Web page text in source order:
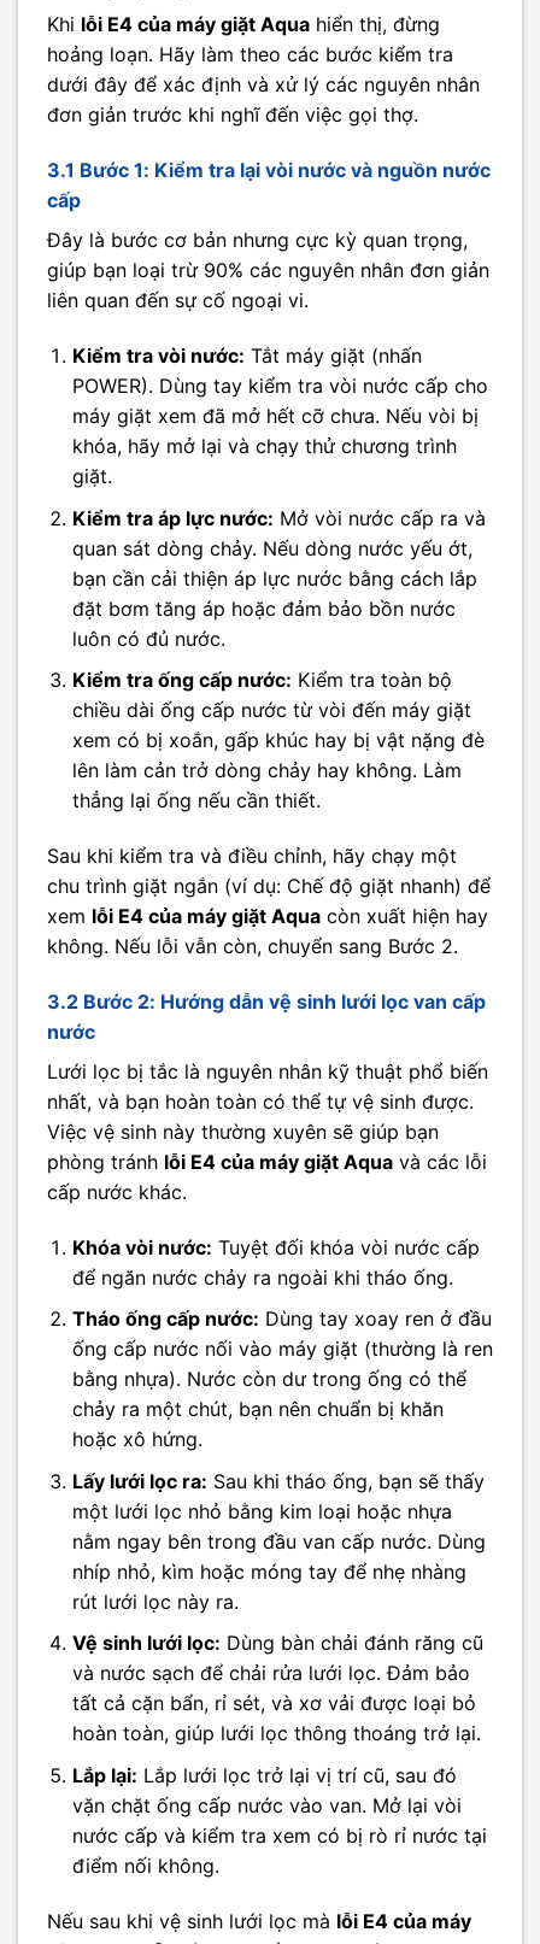
Khi lỗi E4 của máy giặt Aqua hiển thị, đừng
hoảng loạn. Hãy làm theo các bước kiểm tra
dưới đây để xác định và xử lý các nguyên nhân
đơn giản trước khi nghĩ đến việc gọi thợ.
3.1 Bước 1: Kiểm tra lại vòi nước và nguồn nước
cấp
Đây là bước cơ bản nhưng cực kỳ quan trọng,
giúp bạn loại trừ 90% các nguyên nhân đơn giản
liên quan đến sự cố ngoại vi.
Kiểm tra vòi nước: Tắt máy giặt (nhấn
POWER). Dùng tay kiểm tra vòi nước cấp cho
máy giặt xem đã mở hết cỡ chưa. Nếu vòi bị
khóa, hãy mở lại và chạy thử chương trình
giặt.
Kiểm tra áp lực nước: Mở vòi nước cấp ra và
quan sát dòng chảy. Nếu dòng nước yếu ớt,
bạn cần cải thiện áp lực nước bằng cách lắp
đặt bơm tăng áp hoặc đảm bảo bồn nước
luôn có đủ nước.
Kiểm tra ống cấp nước: Kiểm tra toàn bộ
chiều dài ống cấp nước từ vòi đến máy giặt
xem có bị xoắn, gấp khúc hay bị vật nặng đè
lên làm cản trở dòng chảy hay không. Làm
thẳng lại ống nếu cần thiết.
Sau khi kiểm tra và điều chỉnh, hãy chạy một
chu trình giặt ngắn (ví dụ: Chế độ giặt nhanh) để
xem lỗi E4 của máy giặt Aqua còn xuất hiện hay
không. Nếu lỗi vẫn còn, chuyển sang Bước 2.
3.2 Bước 2: Hướng dẫn vệ sinh lưới lọc van cấp
nước
Lưới lọc bị tắc là nguyên nhân kỹ thuật phổ biến
nhất, và bạn hoàn toàn có thể tự vệ sinh được.
Việc vệ sinh này thường xuyên sẽ giúp bạn
phòng tránh lỗi E4 của máy giặt Aqua và các lỗi
cấp nước khác.
Khóa vòi nước: Tuyệt đối khóa vòi nước cấp
để ngăn nước chảy ra ngoài khi tháo ống.
Tháo ống cấp nước: Dùng tay xoay ren ở đầu
ống cấp nước nối vào máy giặt (thường là ren
bằng nhựa). Nước còn dư trong ống có thể
chảy ra một chút, bạn nên chuẩn bị khăn
hoặc xô hứng.
Lấy lưới lọc ra: Sau khi tháo ống, bạn sẽ thấy
một lưới lọc nhỏ bằng kim loại hoặc nhựa
nằm ngay bên trong đầu van cấp nước. Dùng
nhíp nhỏ, kìm hoặc móng tay để nhẹ nhàng
rút lưới lọc này ra.
Vệ sinh lưới lọc: Dùng bàn chải đánh răng cũ
và nước sạch để chải rửa lưới lọc. Đảm bảo
tất cả cặn bẩn, rỉ sét, và xơ vải được loại bỏ
hoàn toàn, giúp lưới lọc thông thoáng trở lại.
Lắp lại: Lắp lưới lọc trở lại vị trí cũ, sau đó
vặn chặt ống cấp nước vào van. Mở lại vòi
nước cấp và kiểm tra xem có bị rò rỉ nước tại
điểm nối không.
Nếu sau khi vệ sinh lưới lọc mà lỗi E4 của máy